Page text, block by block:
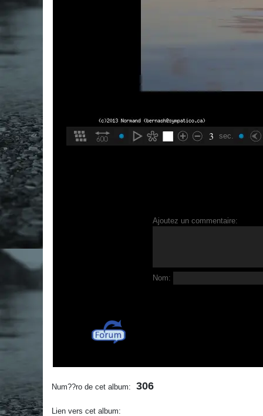
3 sec.
Ajoutez un commentaire:
Nom:
Num??ro de cet album: 306
Lien vers cet album: